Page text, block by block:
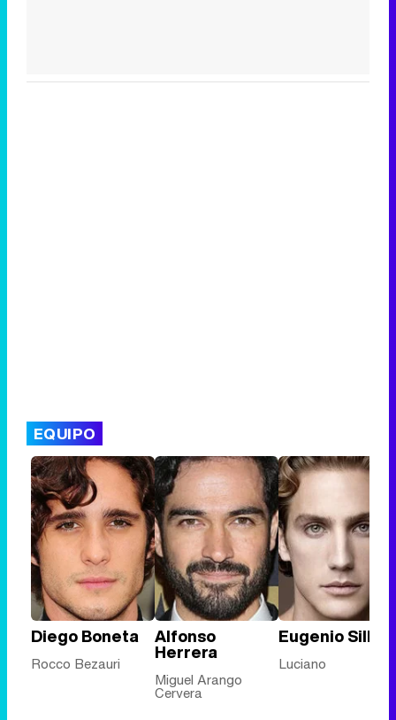
EQUIPO
Diego Boneta
Rocco Bezauri
Alfonso
Herrera
Miguel Arango
Cervera
Eugenio Siller
Luciano